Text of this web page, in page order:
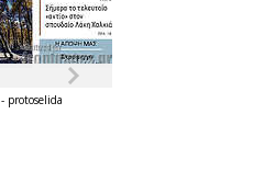
- protoselida